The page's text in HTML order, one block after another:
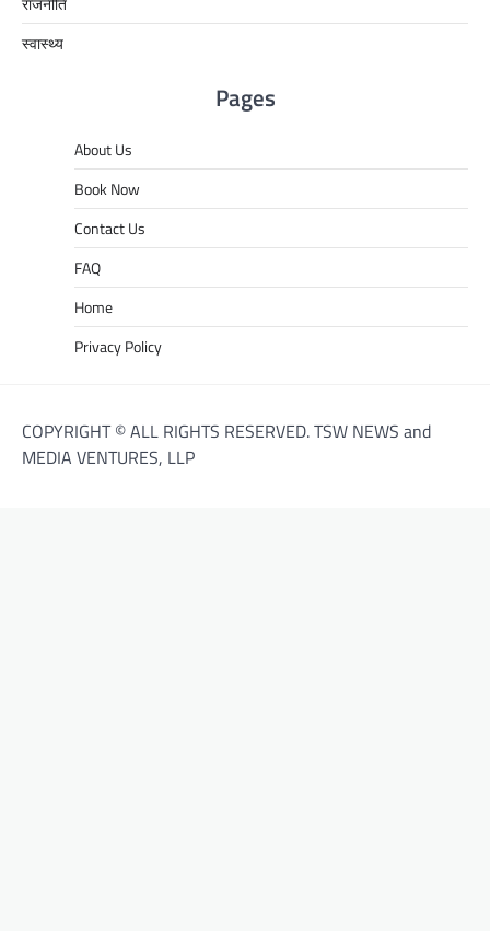
स्वास्थ्य
Pages
About Us
Book Now
Contact Us
FAQ
Home
Privacy Policy
COPYRIGHT © ALL RIGHTS RESERVED. TSW NEWS and
MEDIA VENTURES, LLP